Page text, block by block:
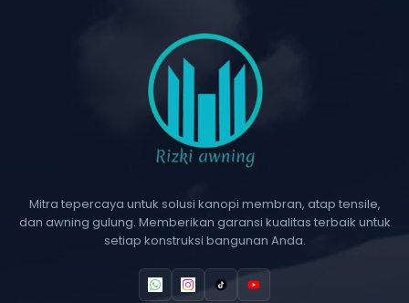
Mitra tepercaya untuk solusi kanopi membran, atap tensile,
dan awning gulung. Memberikan garansi kualitas terbaik untuk
setiap konstruksi bangunan Anda.